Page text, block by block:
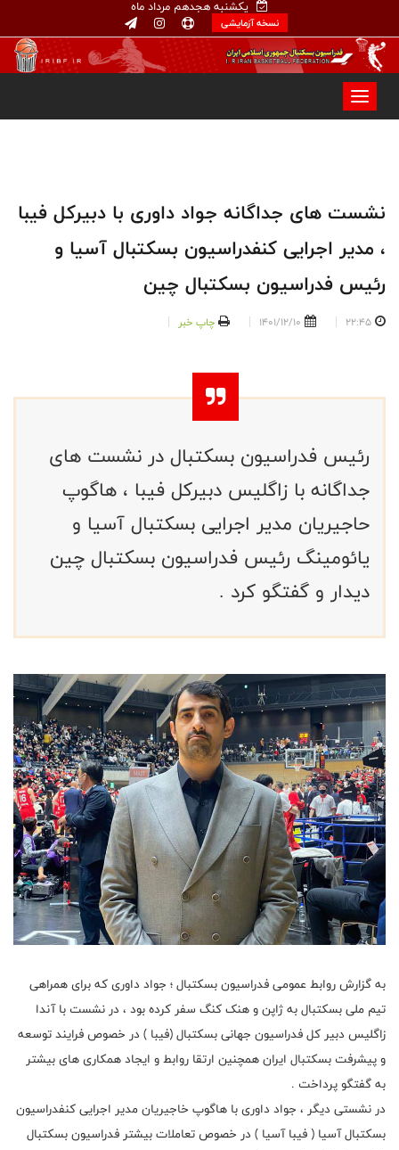
یکشنبه هجدهم مرداد ماه
نسخه آزمایشی
نشست های جداگانه جواد داوری با دبیرکل فیبا
، مدیر اجرایی کنفدراسیون بسکتبال آسیا و
رئیس فدراسیون بسکتبال چین
22:45
1401/12/10 چاپ خبر
رئیس فدراسیون بسکتبال در نشست های
جداگانه با زاگلیس دبیرکل فیبا ، هاگوپ
حاجیریان مدیر اجرایی بسکتبال آسیا و
یائومینگ رئیس فدراسیون بسکتبال چین
دیدار و گفتگو کرد .
به گزارش روابط عمومی فدراسیون بسکتبال ؛ جواد داوری که برای همراهی
تیم ملی بسکتبال به ژاپن و هنک کنگ سفر کرده بود ، در نشست با آندا
زاگلیس دبیر کل فدراسیون جهانی بسکتبال (فیبا ) در خصوص فرایند توسعه
و پیشرفت بسکتبال ایران همچنین ارتقا روابط و ایجاد همکاری های بیشتر
به گفتگو پرداخت .
در نشستی دیگر ، جواد داوری با هاگوپ خاجیریان مدیر اجرایی کنفدراسیون
بسکتبال آسیا ( فیبا آسیا ) در خصوص تعاملات بیشتر فدراسیون بسکتبال